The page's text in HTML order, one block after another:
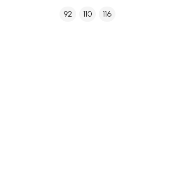
92 110 116